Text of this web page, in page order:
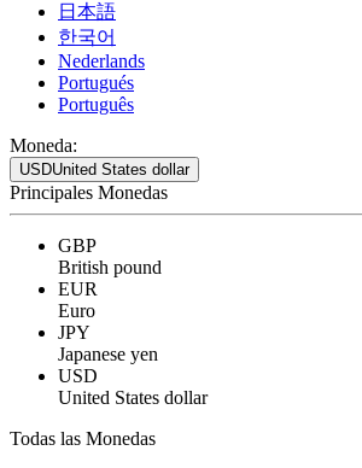
日本語
한국어
Nederlands
Portugués
Português
Moneda:
USDUnited States dollar
Principales Monedas
GBP
British pound
EUR
Euro
JPY
Japanese yen
USD
United States dollar
Todas las Monedas